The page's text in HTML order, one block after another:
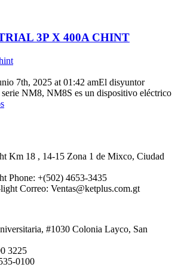
3P X 400A CHINT
7th, 2025 at 01:42 amEl disyuntor
NM8, NM8S es un dispositivo eléctrico
Km 18 , 14-15 Zona 1 de Mixco, Ciudad
Phone: +(502) 4653-3435
Correo: Ventas@ketplus.com.gt
#1030 Colonia Layco, San
3225
0100